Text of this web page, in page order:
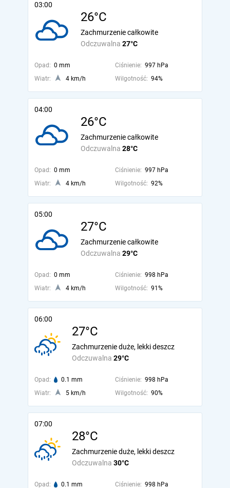
03:00
26°C
Odczuwalna 27°C
Zachmurzenie całkowite
Opad: 0 mm Ciśnienie: 997 hPa
Wiatr:
4 km/h Wilgotność: 94%
04:00
26°C
Odczuwalna 28°C
Zachmurzenie całkowite
Opad: 0 mm Ciśnienie: 997 hPa
Wiatr:
4 km/h Wilgotność: 92%
05:00
27°C
Odczuwalna 29°C
Zachmurzenie całkowite
Opad: 0 mm Ciśnienie: 998 hPa
Wiatr:
4 km/h Wilgotność: 91%
06:00
27°C
Odczuwalna 29°C
Zachmurzenie duże, lekki deszcz
Opad: 0.1 mm Ciśnienie: 998 hPa
Wiatr:
5 km/h Wilgotność: 90%
07:00
28°C
Odczuwalna 30°C
Zachmurzenie duże, lekki deszcz
Opad: 0.1 mm Ciśnienie: 998 hPa